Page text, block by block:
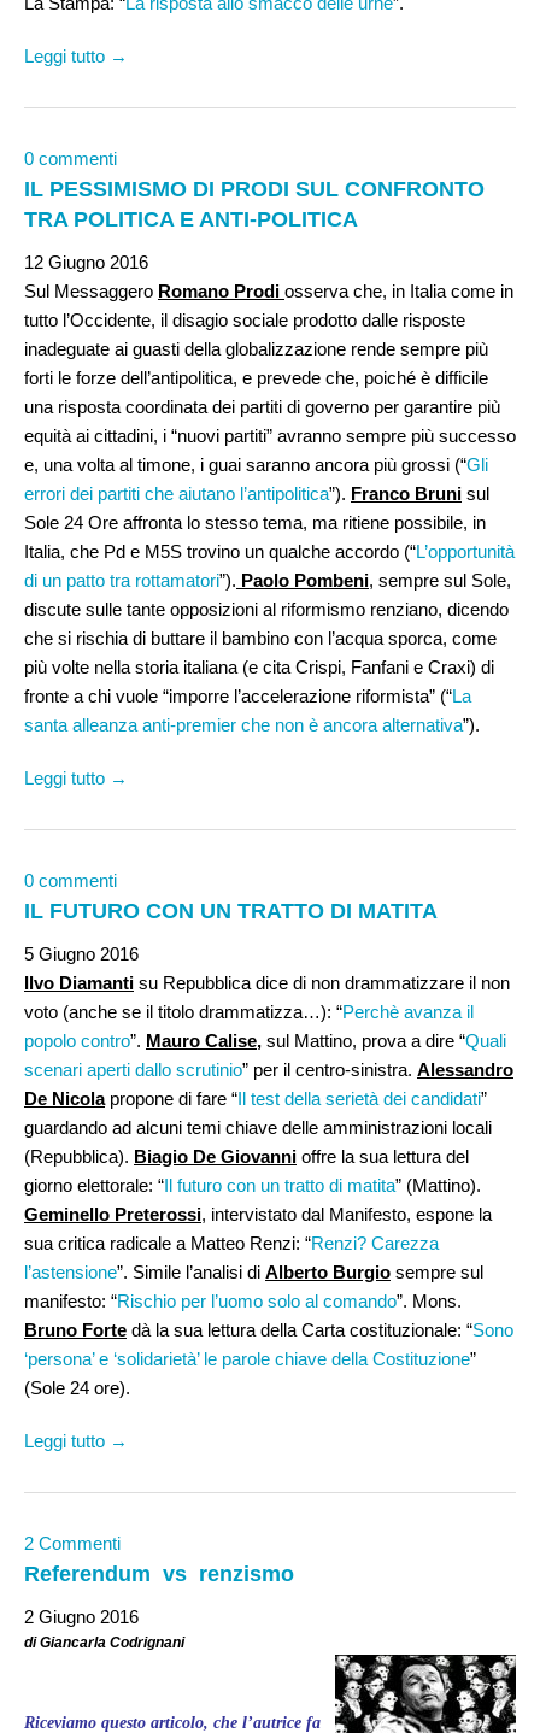
Leggi tutto →
0 commenti
IL PESSIMISMO DI PRODI SUL CONFRONTO
TRA POLITICA E ANTI-POLITICA
12 Giugno 2016
Sul Messaggero Romano Prodi osserva che, in Italia come in
tutto l’Occidente, il disagio sociale prodotto dalle risposte
inadeguate ai guasti della globalizzazione rende sempre più
forti le forze dell’antipolitica, e prevede che, poiché è difficile
una risposta coordinata dei partiti di governo per garantire più
equità ai cittadini, i “nuovi partiti” avranno sempre più successo
e, una volta al timone, i guai saranno ancora più grossi (“Gli
errori dei partiti che aiutano l’antipolitica”). Franco Bruni sul
Sole 24 Ore affronta lo stesso tema, ma ritiene possibile, in
Italia, che Pd e M5S trovino un qualche accordo (“L’opportunità
di un patto tra rottamatori”). Paolo Pombeni, sempre sul Sole,
discute sulle tante opposizioni al riformismo renziano, dicendo
che si rischia di buttare il bambino con l’acqua sporca, come
più volte nella storia italiana (e cita Crispi, Fanfani e Craxi) di
fronte a chi vuole “imporre l’accelerazione riformista” (“La
santa alleanza anti-premier che non è ancora alternativa”).
Leggi tutto →
0 commenti
IL FUTURO CON UN TRATTO DI MATITA
5 Giugno 2016
Ilvo Diamanti su Repubblica dice di non drammatizzare il non
voto (anche se il titolo drammatizza…): “Perchè avanza il
popolo contro”. Mauro Calise, sul Mattino, prova a dire “Quali
scenari aperti dallo scrutinio” per il centro-sinistra. Alessandro
De Nicolapropone di fare “Il test della serietà dei candidati”
guardando ad alcuni temi chiave delle amministrazioni locali
(Repubblica). Biagio De Giovanni offre la sua lettura del
giorno elettorale: “Il futuro con un tratto di matita” (Mattino).
Geminello Preterossi, intervistato dal Manifesto, espone la
sua critica radicale a Matteo Renzi: “Renzi? Carezza
l’astensione”. Simile l’analisi di Alberto Burgio sempre sul
manifesto: “Rischio per l’uomo solo al comando”. Mons.
Bruno Forte dà la sua lettura della Carta costituzionale: “Sono
‘persona’ e ‘solidarietà’ le parole chiave della Costituzione”
(Sole 24 ore).
Leggi tutto →
2 Commenti
Referendum vs renzismo
2 Giugno 2016
di Giancarla Codrignani
Riceviamo questo articolo, che l’autrice fa